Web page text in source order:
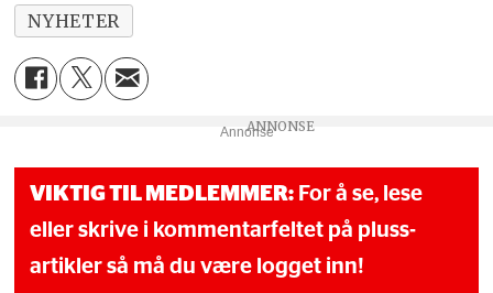
NYHETER
Annonse
VIKTIG TIL MEDLEMMER: For å se, lese
eller skrive i kommentarfeltet på pluss-
artikler så må du være logget inn!